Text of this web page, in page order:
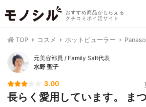
おすすめ商品がもらえる
クチコミポイ活サイト
TOP コスメ ホットビューラー
元美容部員 / Family Salt代表
水野 聖子
3.00
長らく愛用しています。 ま